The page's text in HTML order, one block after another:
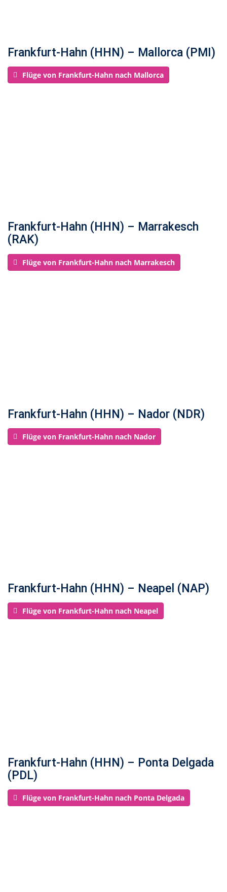
Frankfurt-Hahn (HHN) – Mallorca (PMI)
Flüge von Frankfurt-Hahn nach Mallorca
Frankfurt-Hahn (HHN) – Marrakesch
(RAK)
Flüge von Frankfurt-Hahn nach Marrakesch
Frankfurt-Hahn (HHN) – Nador (NDR)
Flüge von Frankfurt-Hahn nach Nador
Frankfurt-Hahn (HHN) – Neapel (NAP)
Flüge von Frankfurt-Hahn nach Neapel
Frankfurt-Hahn (HHN) – Ponta Delgada
(PDL)
Flüge von Frankfurt-Hahn nach Ponta Delgada